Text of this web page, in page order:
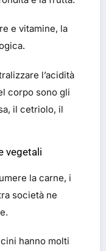
e vitamine, la
l’acidità
corpo sono gli
il cetriolo, il
vegetali
la carne, i
società ne
hanno molti